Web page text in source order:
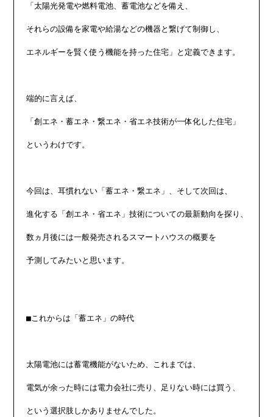
「太陽光発電や燃料電池、蓄電池などを備え、
それらの設備を家電や給湯などの機器と繋げて制御し、
エネルギーを賢く使う機能を持った住宅」と定義できます。
端的に言えば、
「創エネ・蓄エネ・繋エネ・省エネ技術が一体化した住宅」
というわけです。
今回は、耳慣れない「蓄エネ・繋エネ」、そして次回は、
進化する「創エネ・省エネ」技術についての最新動向を探り、
数ヵ月後には一般発売されるスマートハウスの概要を
予測してみたいと思います。
■これからは「蓄エネ」の時代
太陽電池には蓄電機能がないため、これまでは、
電気が余った時には電力会社に売り、足りない時には買う、
という選択肢しかありませんでした。